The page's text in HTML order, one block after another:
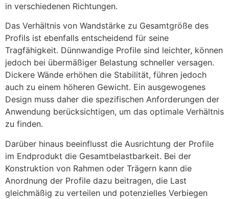
in verschiedenen Richtungen.
Das Verhältnis von Wandstärke zu Gesamtgröße des
Profils ist ebenfalls entscheidend für seine
Tragfähigkeit. Dünnwandige Profile sind leichter, können
jedoch bei übermäßiger Belastung schneller versagen.
Dickere Wände erhöhen die Stabilität, führen jedoch
auch zu einem höheren Gewicht. Ein ausgewogenes
Design muss daher die spezifischen Anforderungen der
Anwendung berücksichtigen, um das optimale Verhältnis
zu finden.
Darüber hinaus beeinflusst die Ausrichtung der Profile
im Endprodukt die Gesamtbelastbarkeit. Bei der
Konstruktion von Rahmen oder Trägern kann die
Anordnung der Profile dazu beitragen, die Last
gleichmäßig zu verteilen und potenzielles Verbiegen